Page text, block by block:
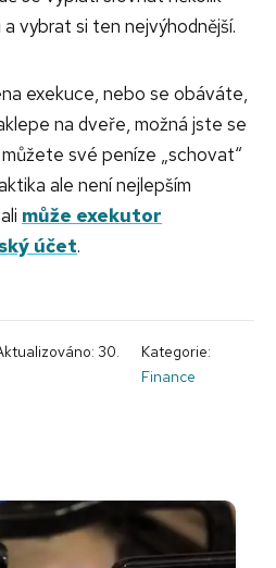
vybrat si ten nejvýhodnější.
exekuce, nebo se obáváte,
na dveře, možná jste se
své peníze „schovat“
ale není nejlepším
může exekutor
účet.
30.
Kategorie:
Finance